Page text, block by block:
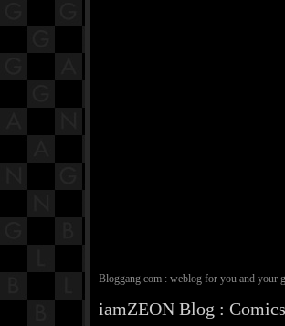
Bloggang.com : weblog for you and your
iamZEON Blog :